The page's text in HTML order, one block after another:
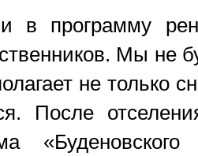
в программу
Мы не
не только
После